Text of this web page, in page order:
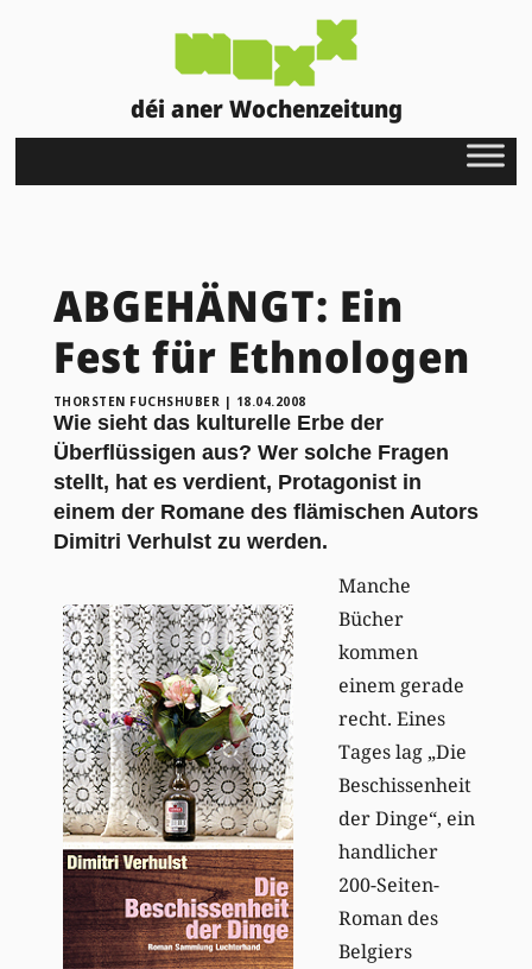
déi aner Wochenzeitung
ABGEHÄNGT: Ein
Fest für Ethnologen
THORSTEN FUCHSHUBER | 18.04.2008
Wie sieht das kulturelle Erbe der
Überflüssigen aus? Wer solche Fragen
stellt, hat es verdient, Protagonist in
einem der Romane des flämischen Autors
Dimitri Verhulst zu werden.
Manche
Bücher
kommen
einem gerade
recht. Eines
Tages lag „Die
Beschissenheit
der Dinge“, ein
handlicher
200-Seiten-
Roman des
Belgiers